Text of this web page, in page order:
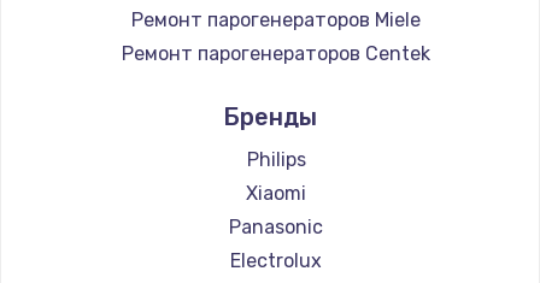
Ремонт парогенераторов Miele
Ремонт парогенераторов Centek
Ремонт парогенераторов Hotpoint Ariston
Ремонт парогенераторов DELTA
Ремонт парогенераторов Chayka
Ремонт парогенераторов Beko
Ремонт парогенераторов Vivitek
Бренды
Philips
Xiaomi
Panasonic
Electrolux